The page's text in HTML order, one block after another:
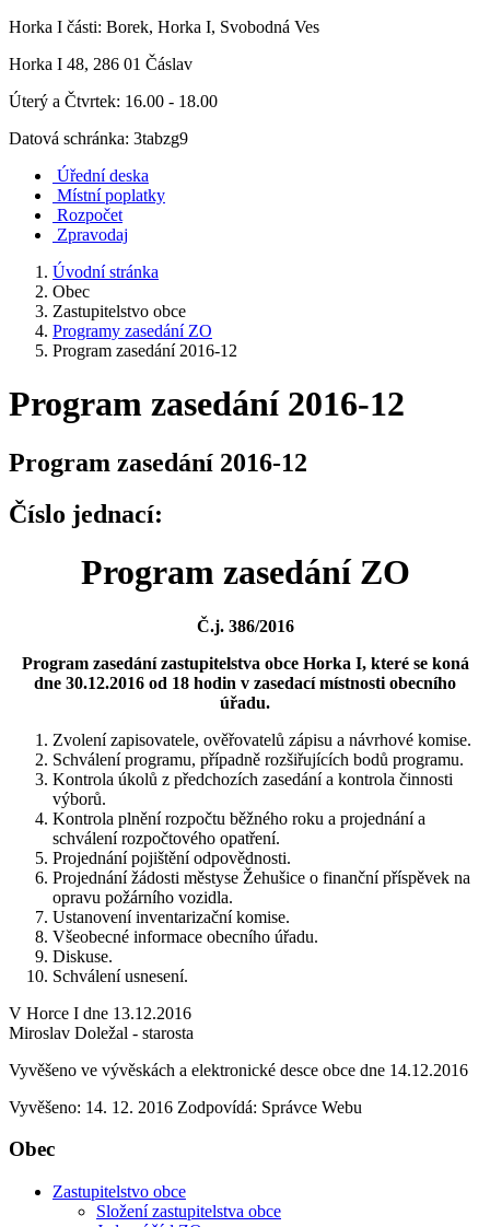
Horka I části: Borek, Horka I, Svobodná Ves
Horka I 48, 286 01 Čáslav
Úterý a Čtvrtek: 16.00 - 18.00
Datová schránka: 3tabzg9
Úřední deska
Místní poplatky
Rozpočet
Zpravodaj
Úvodní stránka
Obec
Zastupitelstvo obce
Programy zasedání ZO
Program zasedání 2016-12
Program zasedání 2016-12
Program zasedání 2016-12
Číslo jednací:
Program zasedání ZO
Č.j. 386/2016
Program zasedání zastupitelstva obce Horka I, které se koná
dne 30.12.2016 od 18 hodin v zasedací místnosti obecního
úřadu.
Zvolení zapisovatele, ověřovatelů zápisu a návrhové komise.
Schválení programu, případně rozšiřujících bodů programu.
Kontrola úkolů z předchozích zasedání a kontrola činnosti
výborů.
Kontrola plnění rozpočtu běžného roku a projednání a
schválení rozpočtového opatření.
Projednání pojištění odpovědnosti.
Projednání žádosti městyse Žehušice o finanční příspěvek na
opravu požárního vozidla.
Ustanovení inventarizační komise.
Všeobecné informace obecního úřadu.
Diskuse.
Schválení usnesení.
V Horce I dne 13.12.2016
Miroslav Doležal - starosta
Vyvěšeno ve vývěskách a elektronické desce obce dne 14.12.2016
Vyvěšeno: 14. 12. 2016 Zodpovídá: Správce Webu
Obec
Zastupitelstvo obce
Složení zastupitelstva obce